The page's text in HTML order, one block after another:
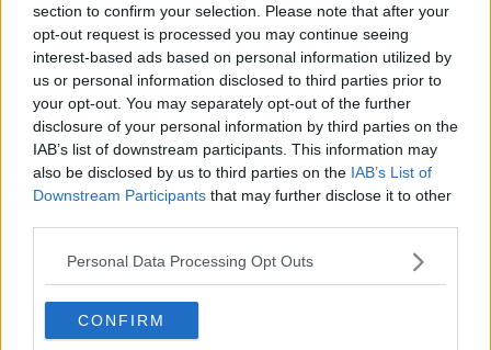
section to confirm your selection. Please note that after your
opt-out request is processed you may continue seeing
interest-based ads based on personal information utilized by
us or personal information disclosed to third parties prior to
your opt-out. You may separately opt-out of the further
disclosure of your personal information by third parties on the
IAB’s list of downstream participants. This information may
also be disclosed by us to third parties on the IAB’s List of
Downstream Participants that may further disclose it to other
Personal Data Processing Opt Outs
CONFIRM
Nel libro scritto da Sara La Rosa, giornalista ed esperta di
comunicazione istituzionale, viene portato come caso da
studiare l’esperienza del Festival dei Bambini di Sant’Ilario,
manifestazione ideata dalla elbanaMichela Gargiulocon
l’Associazione “Elba, l’isola che c’è” e sostenuta da PNAT, Comune
di Campo nell'Elba e Regione Toscana:
un esempio, secondo
l’autrice, di creazione di un nuovo “codice” comunicativo
attraverso il gioco.
abituati al gioco via web, i giochi antichi rimasti conservati nella
memoria dei nonni”.Potremmo dire un modello di evento da
tenere in considerazione nelle strategie di promozione del
territorio.